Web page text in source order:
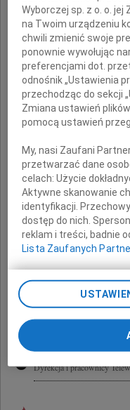
Z głębokim żalem
kultury, wspaniałego
Annie, Mateuszowi,
Pani Profesor, drogiej
współpracownicy
Z głębokim żalem i
nauczyciela, któremu
Z głębokim smutkiem i
Kmita wybitny uczony
Katarzynie Kmicie-
Dyrekcja i pracownicy
Wyborczej sp. z o. o. jej
na Twoim urządzeniu
chwili zmienić swoje
ponownie wywołując
preferencjami dot.
odnośnik „Ustawienia
przechodząc do sekcji
Zmiana ustawień
pomocą ustawień
My, nasi Zaufani
przetwarzać dane
celach:Użycie
Aktywne skanowanie
identyfikacji.
dostęp do nich.
reklam i treści, badnie
Lista Zaufanych